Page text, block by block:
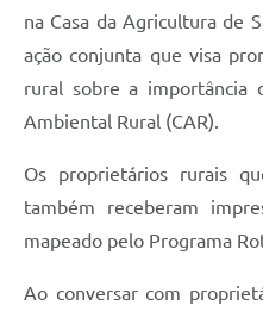
na Casa da Agricultura de
ação conjunta que visa
rural sobre a importância
Ambiental Rural (CAR).
Os proprietários rurais
também receberam
mapeado pelo Programa
Ao conversar com